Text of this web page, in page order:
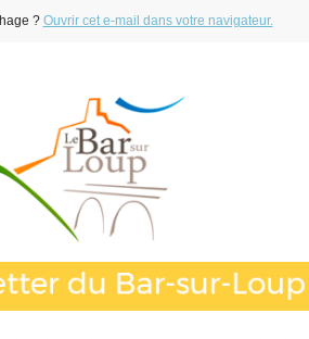
? Ouvrir cet e-mail dans votre navigateur.